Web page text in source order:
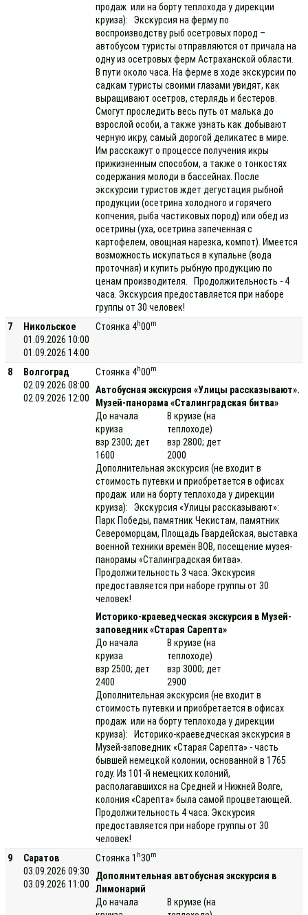
продаж или на борту теплохода у дирекции
круиза): Экскурсия на ферму по
воспроизводству рыб осетровых пород –
автобусом туристы отправляются от причала на
одну из осетровых ферм Астраханской области.
В пути около часа. На ферме в ходе экскурсии по
садкам туристы своими глазами увидят, как
выращивают осетров, стерлядь и бестеров.
Смогут проследить весь путь от малька до
взрослой особи, а также узнать как добывают
черную икру, самый дорогой деликатес в мире.
Им расскажут о процессе получения икры
прижизненным способом, а также о тонкостях
содержания молоди в бассейнах. После
экскурсии туристов ждет дегустация рыбной
продукции (осетрина холодного и горячего
копчения, рыба частиковых пород) или обед из
осетрины (уха, осетрина запеченная с
картофелем, овощная нарезка, компот). Имеется
возможность искупаться в купальне (вода
проточная) и купить рыбную продукцию по
ценам производителя. Продолжительность - 4
часа. Экскурсия предоставляется при наборе
группы от 30 человек!
7
Никольское
01.09.2026 10:00
01.09.2026 14:00
Стоянка 4h00m
8
Волгоград
02.09.2026 08:00
02.09.2026 12:00
Стоянка 4h00m
Автобусная экскурсия «Улицы рассказывают».
Музей-панорама «Сталинградская битва»
До начала
круиза
взр 2300; дет
1600
В круизе (на
теплоходе)
взр 2800; дет
2000
Дополнительная экскурсия (не входит в
стоимость путевки и приобретается в офисах
продаж или на борту теплохода у дирекции
круиза): Экскурсия «Улицы рассказывают»:
Парк Победы, памятник Чекистам, памятник
Североморцам, Площадь Гвардейская, выставка
военной техники времён ВОВ, посещение музея-
панорамы «Сталинградская битва».
Продолжительность 3 часа. Экскурсия
предоставляется при наборе группы от 30
человек!
Историко-краеведческая экскурсия в Музей-
заповедник «Старая Сарепта»
До начала
круиза
взр 2500; дет
2400
В круизе (на
теплоходе)
взр 3000; дет
2900
Дополнительная экскурсия (не входит в
стоимость путевки и приобретается в офисах
продаж или на борту теплохода у дирекции
круиза): Историко-краеведческая экскурсия в
Музей-заповедник «Старая Сарепта» - часть
бывшей немецкой колонии, основанной в 1765
году. Из 101-й немецких колоний,
располагавшихся на Средней и Нижней Волге,
колония «Сарепта» была самой процветающей.
Продолжительность 4 часа. Экскурсия
предоставляется при наборе группы от 30
человек!
9
Саратов
03.09.2026 09:30
03.09.2026 11:00
Стоянка 1 h30m
Дополнительная автобусная экскурсия в
Лимонарий
До начала
В круизе (на